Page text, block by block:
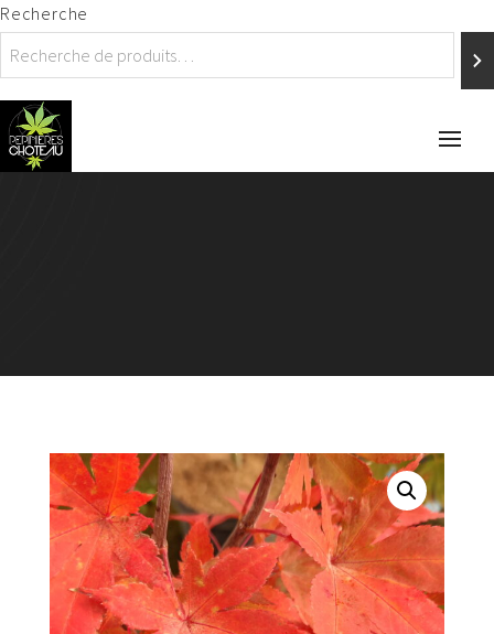
Recherche